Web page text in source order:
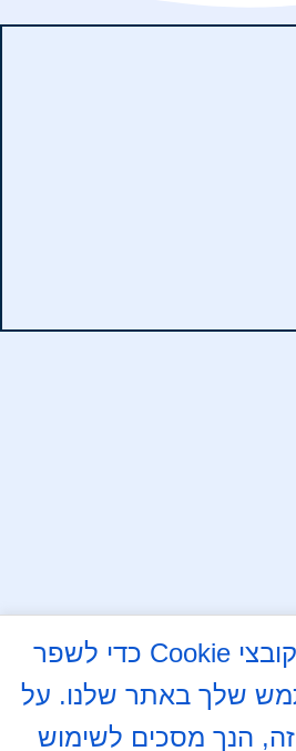
אנו משתמשים בקובצי Cookie כדי לשפר
שלך באתר שלנו. על
הנך מסכים לשימוש